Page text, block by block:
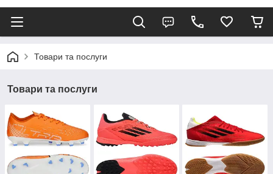
Товари та послуги
Товари та послуги